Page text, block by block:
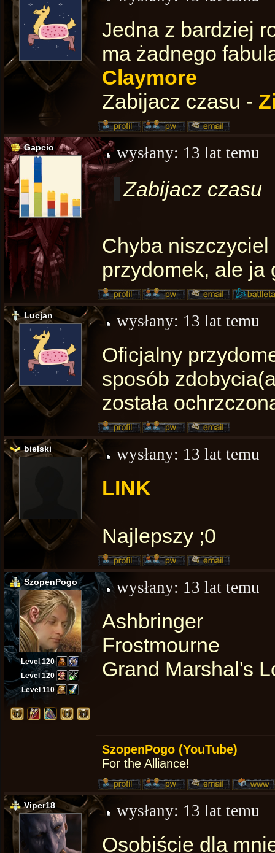
Jedna z bardziej
ma żadnego
Claymore
Zabijacz czasu -
Gapcio wysłany: 13 lat temu
Zabijacz czasu
Chyba
przydomek, ale ja
Lucjan wysłany: 13 lat temu
Oficjalny
sposób
została
bielski wysłany: 13 lat temu
LINK
Najlepszy ;0
SzopenPogo
Level 120
Level 120
Level 110
wysłany: 13 lat temu
Ashbringer
Frostmourne
Grand Marshal's
SzopenPogo (YouTube)
For the Alliance!
Viper18 wysłany: 13 lat temu
Osobiście dla